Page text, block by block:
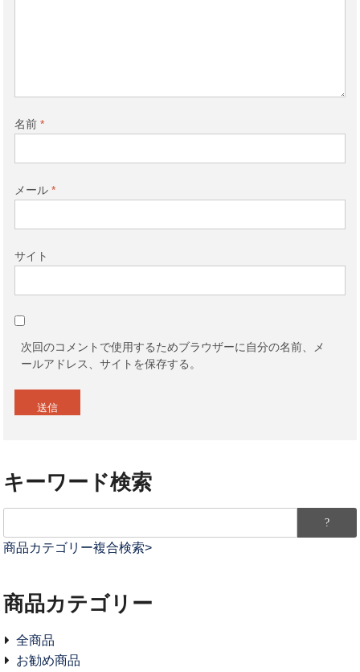
名前 *
メール *
サイト
次回のコメントで使用するためブラウザーに自分の名前、メ
ールアドレス、サイトを保存する。
キーワード検索
商品カテゴリー複合検索>
商品カテゴリー
全商品
お勧め商品